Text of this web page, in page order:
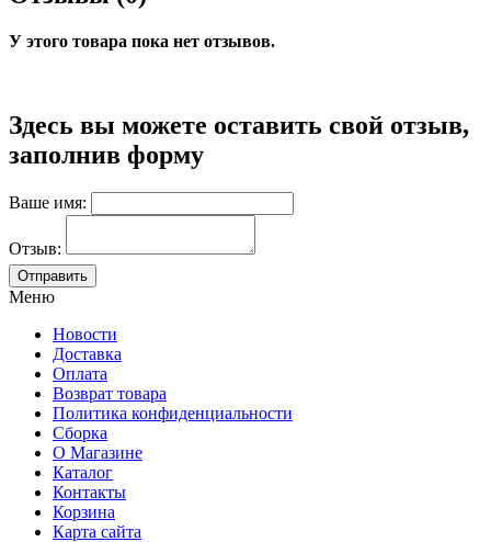
У этого товара пока нет отзывов.
Здесь вы можете оставить свой отзыв,
заполнив форму
Ваше имя:
Отзыв:
Меню
Новости
Доставка
Оплата
Возврат товара
Политика конфиденциальности
Сборка
О Магазине
Каталог
Контакты
Корзина
Карта сайта